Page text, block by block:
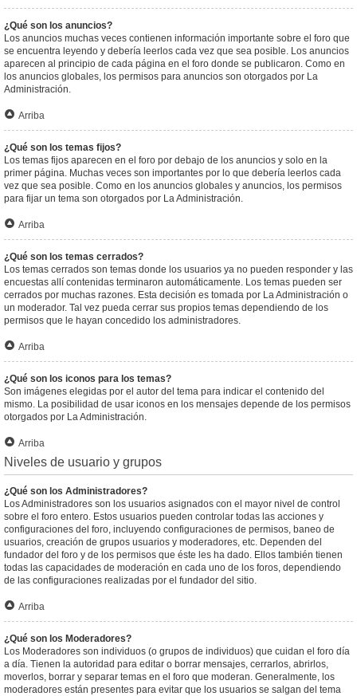
¿Qué son los anuncios?
Los anuncios muchas veces contienen información importante sobre el foro que
se encuentra leyendo y debería leerlos cada vez que sea posible. Los anuncios
aparecen al principio de cada página en el foro donde se publicaron. Como en
los anuncios globales, los permisos para anuncios son otorgados por La
Administración.
Arriba
¿Qué son los temas fijos?
Los temas fijos aparecen en el foro por debajo de los anuncios y solo en la
primer página. Muchas veces son importantes por lo que debería leerlos cada
vez que sea posible. Como en los anuncios globales y anuncios, los permisos
para fijar un tema son otorgados por La Administración.
Arriba
¿Qué son los temas cerrados?
Los temas cerrados son temas donde los usuarios ya no pueden responder y las
encuestas allí contenidas terminaron automáticamente. Los temas pueden ser
cerrados por muchas razones. Esta decisión es tomada por La Administración o
un moderador. Tal vez pueda cerrar sus propios temas dependiendo de los
permisos que le hayan concedido los administradores.
Arriba
¿Qué son los iconos para los temas?
Son imágenes elegidas por el autor del tema para indicar el contenido del
mismo. La posibilidad de usar iconos en los mensajes depende de los permisos
otorgados por La Administración.
Arriba
Niveles de usuario y grupos
¿Qué son los Administradores?
Los Administradores son los usuarios asignados con el mayor nivel de control
sobre el foro entero. Estos usuarios pueden controlar todas las acciones y
configuraciones del foro, incluyendo configuraciones de permisos, baneo de
usuarios, creación de grupos usuarios y moderadores, etc. Dependen del
fundador del foro y de los permisos que éste les ha dado. Ellos también tienen
todas las capacidades de moderación en cada uno de los foros, dependiendo
de las configuraciones realizadas por el fundador del sitio.
Arriba
¿Qué son los Moderadores?
Los Moderadores son individuos (o grupos de individuos) que cuidan el foro día
a día. Tienen la autoridad para editar o borrar mensajes, cerrarlos, abrirlos,
moverlos, borrar y separar temas en el foro que moderan. Generalmente, los
moderadores están presentes para evitar que los usuarios se salgan del tema